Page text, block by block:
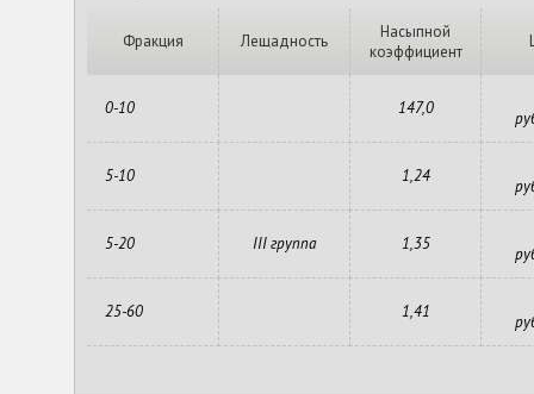
Фракция Лещадность
Насыпной
коэффициент
0-10 147,0
5-10 1,24
5-20 III группа 1,35
25-60 1,41